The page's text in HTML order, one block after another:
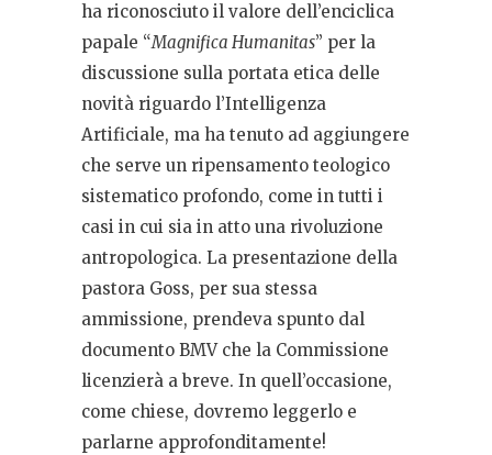
ha riconosciuto il valore dell’enciclica
papale “Magnifica Humanitas” per la
discussione sulla portata etica delle
novità riguardo l’Intelligenza
Artificiale, ma ha tenuto ad aggiungere
che serve un ripensamento teologico
sistematico profondo, come in tutti i
casi in cui sia in atto una rivoluzione
antropologica. La presentazione della
pastora Goss, per sua stessa
ammissione, prendeva spunto dal
documento BMV che la Commissione
licenzierà a breve. In quell’occasione,
come chiese, dovremo leggerlo e
parlarne approfonditamente!